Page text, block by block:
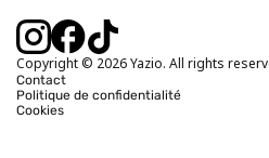
Calcul calories brûlées
Copyright © 2026 Yazio. All rights
Contact
Politique de confidentialité
Cookies